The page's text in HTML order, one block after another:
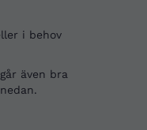
i behov
även bra